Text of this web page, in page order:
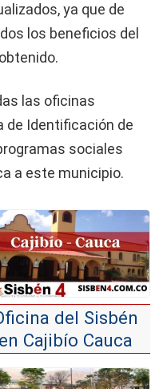
ya que de
los beneficios del
las oficinas
de Identificación de
sociales
a este municipio.
del Sisbén
en Cajibío Cauca